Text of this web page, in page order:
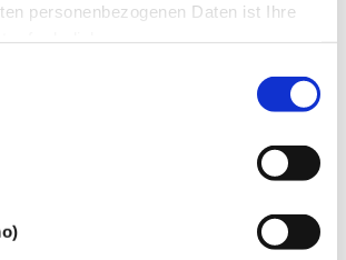
personenbezogenen Daten ist Ihre
Einwilligung einsetzen und die